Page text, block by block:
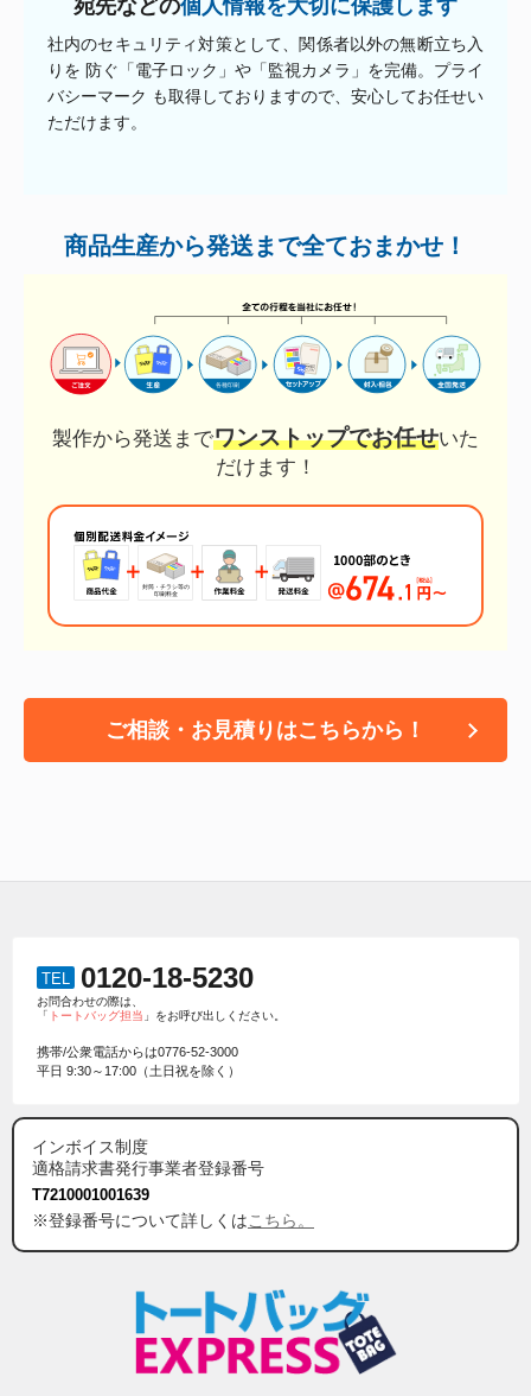
宛先などの個人情報を大切に保護します
社内のセキュリティ対策として、関係者以外の無断立ち入
りを 防ぐ「電子ロック」や「監視カメラ」を完備。プライ
バシーマーク も取得しておりますので、安心してお任せい
ただけます。
商品生産から発送まで全ておまかせ！
製作から発送までワンストップでお任せいた
だけます！
ご相談・お見積りはこちらから！
TEL 0120-18-5230
お問合わせの際は、
「 トートバッグ担当 」をお呼び出しください。
携帯/公衆電話からは0776-52-3000
平日 9:30～17:00（土日祝を除く）
インボイス制度
適格請求書発行事業者登録番号
T7210001001639
※登録番号について詳しくはこちら。